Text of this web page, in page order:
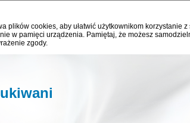
plików cookies, aby ułatwić użytkownikom korzystanie
w pamięci urządzenia. Pamiętaj, że możesz
zgody.